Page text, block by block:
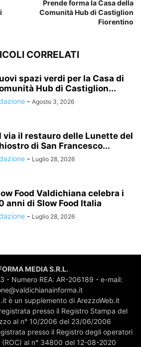
Prende forma la Casa della
Comunità Hub di Castiglion
Fiorentino
CORRELATI
spazi verdi per la Casa di
Hub di Castiglion...
- Agosto 3, 2026
via il restauro delle Lunette del
di San Francesco...
- Luglio 28, 2026
Food Valdichiana celebra i
anni di Slow Food Italia
- Luglio 28, 2026
MEDIA S.R.L.
- Numero REA: AR-206189 - e-mail:
è un supplemento di ArezzoWeb.it
presso il Registro Stampa del
al n° 10/2006 del 23/06/2006
presso il Registro degli operatori
al n° 34800 del 12-08-2020